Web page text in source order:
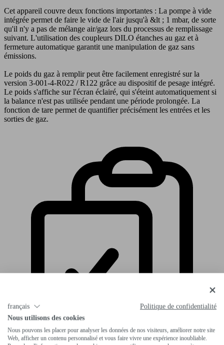
Cet appareil couvre deux fonctions importantes : La pompe à vide
intégrée permet de faire le vide de l'air jusqu'à &lt ; 1 mbar, de sorte
qu'il n'y a pas de mélange air/gaz lors du processus de remplissage
suivant. L'utilisation des coupleurs DILO étanches au gaz et à
fermeture automatique garantit une manipulation de gaz sans
émissions.
Le poids du gaz à remplir peut être facilement enregistré sur la
version 3-001-4-R022 / R122 grâce au dispositif de pesage intégré.
Le poids s'affiche sur l'écran éclairé, qui s'éteint automatiquement si
la balance n'est pas utilisée pendant une période prolongée. La
fonction de tare permet de quantifier précisément les entrées et les
sorties de gaz.
français
Politique de confidentialité
Nous utilisons des cookies
Nous pouvons les placer pour analyser les données de nos visiteurs, améliorer notre site
Web, afficher un contenu personnalisé et vous faire vivre une expérience inoubliable.